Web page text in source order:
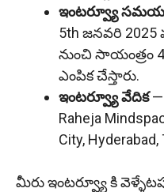
ఇంటర్వ్యూ
5th జనవరి 2025
నుంచి సాయంత్రం
ఎంపిక చేస్తారు.
ఇంటర్వ్యూ వేదిక—
Raheja
City,
మీరు ఇంటర్వ్యూ కి